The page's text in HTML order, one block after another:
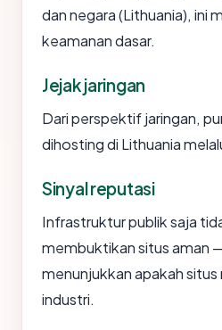
dan negara (Lithuania), ini
keamanan dasar.
Jejak jaringan
Dari perspektif jaringan,
dihosting di Lithuania
Sinyal reputasi
Infrastruktur publik saja
membuktikan situs aman
menunjukkan apakah
industri.